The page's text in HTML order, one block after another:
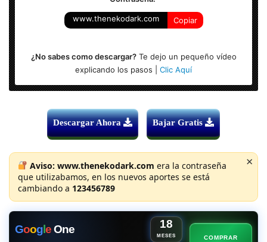
www.thenekodark.com Copiar
¿No sabes como descargar?Te dejo un pequeño vídeo
explicando los pasos | Clic Aquí
Descargar Ahora Bajar Gratis
Aviso: www.thenekodark.com era la contraseña
que utilizabamos, en los nuevos aportes se está
cambiando a 123456789
×
GoogeOne 18
MESES COMPRAR